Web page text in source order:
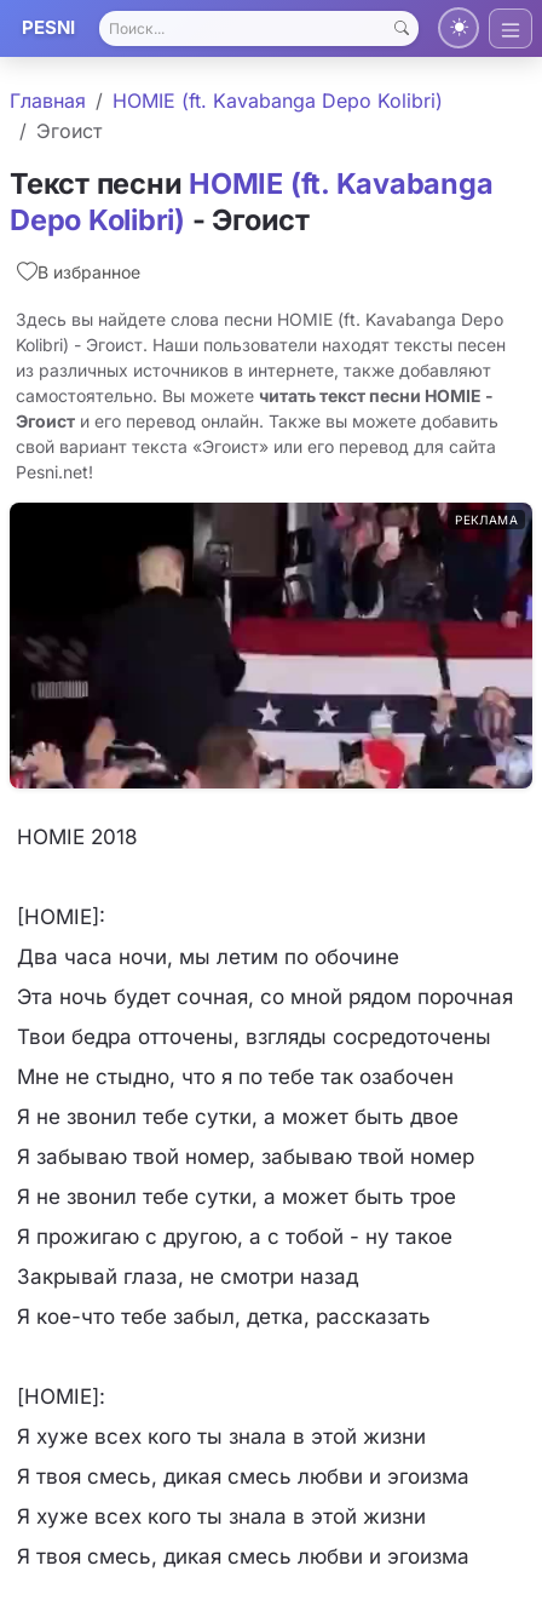
PESNI
Главная
HOMIE (ft. Kavabanga Depo Kolibri)
Эгоист
Текст песни HOMIE (ft. Kavabanga
Depo Kolibri) - Эгоист
В избранное
Здесь вы найдете слова песни HOMIE (ft. Kavabanga Depo
Kolibri) - Эгоист. Наши пользователи находят тексты песен
из различных источников в интернете, также добавляют
самостоятельно. Вы можете читать текст песни HOMIE -
Эгоист и его перевод онлайн. Также вы можете добавить
свой вариант текста «Эгоист» или его перевод для сайта
Pesni.net!
РЕКЛАМА
HOMIE 2018
[HOMIE]:
Два часа ночи, мы летим по обочине
Эта ночь будет сочная, со мной рядом порочная
Твои бедра отточены, взгляды сосредоточены
Мне не стыдно, что я по тебе так озабочен
Я не звонил тебе сутки, а может быть двое
Я забываю твой номер, забываю твой номер
Я не звонил тебе сутки, а может быть трое
Я прожигаю с другою, а с тобой - ну такое
Закрывай глаза, не смотри назад
Я кое-что тебе забыл, детка, рассказать
[HOMIE]:
Я хуже всех кого ты знала в этой жизни
Я твоя смесь, дикая смесь любви и эгоизма
Я хуже всех кого ты знала в этой жизни
Я твоя смесь, дикая смесь любви и эгоизма